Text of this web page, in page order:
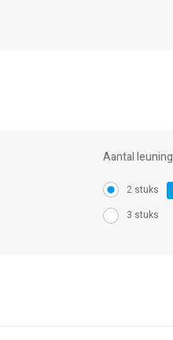
Aantal
2 stuks
3 stuks